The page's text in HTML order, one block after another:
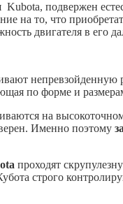
подвержен
на то, что
двигателя в его
непревзойденную
по форме и
на
Именно поэтому
проходят
строго